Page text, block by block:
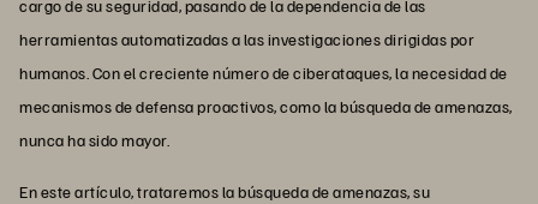
cargo de su seguridad, pasando de la dependencia de las
herramientas automatizadas a las investigaciones dirigidas por
humanos. Con el creciente número de ciberataques, la necesidad de
mecanismos de defensa proactivos, como la búsqueda de amenazas,
nunca ha sido mayor.
En este artículo, trataremos la búsqueda de amenazas, su